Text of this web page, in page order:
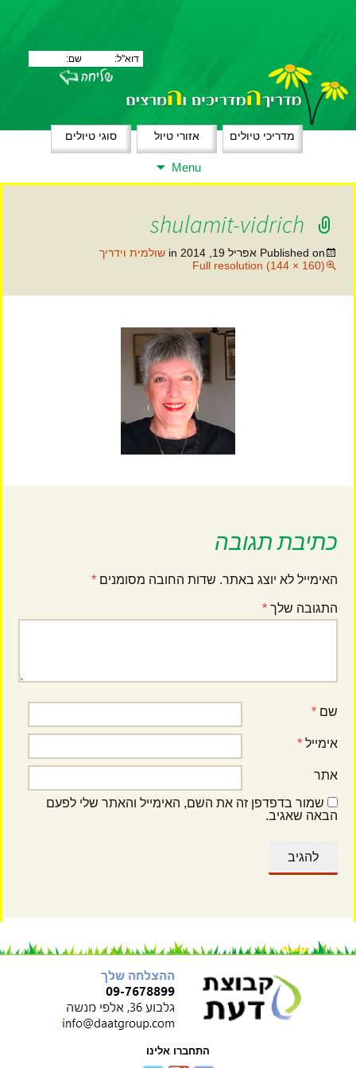
מדריכי טיולים אזורי טיול סוגי טיולים
Menu
content
shulamit-vidrich
Published on אפריל 19, 2014
שולמית וידריך
Full resolution (144 × 160)
כתיבת תגובה
האימייל לא יוצג באתר. שדות החובה מסומנים *
התגובה שלך *
שם *
אימייל *
אתר
שמור בדפדפן זה את השם, האימייל והאתר שלי לפעם
הבאה שאגיב.
התחברו אלינו